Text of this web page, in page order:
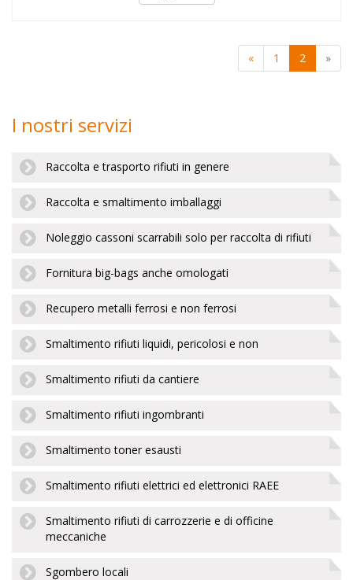
« 1 2 »
I nostri servizi
Raccolta e trasporto rifiuti in genere
Raccolta e smaltimento imballaggi
Noleggio cassoni scarrabili solo per raccolta di rifiuti
Fornitura big-bags anche omologati
Recupero metalli ferrosi e non ferrosi
Smaltimento rifiuti liquidi, pericolosi e non
Smaltimento rifiuti da cantiere
Smaltimento rifiuti ingombranti
Smaltimento toner esausti
Smaltimento rifiuti elettrici ed elettronici RAEE
Smaltimento rifiuti di carrozzerie e di officine
meccaniche
Sgombero locali